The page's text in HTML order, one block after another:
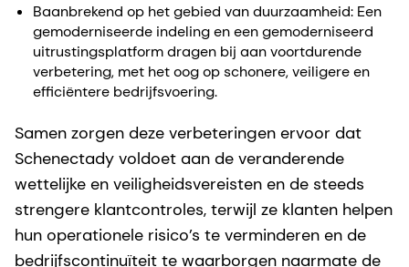
Baanbrekend op het gebied van duurzaamheid: Een
gemoderniseerde indeling en een gemoderniseerd
uitrustingsplatform dragen bij aan voortdurende
verbetering, met het oog op schonere, veiligere en
efficiëntere bedrijfsvoering.
Samen zorgen deze verbeteringen ervoor dat
Schenectady voldoet aan de veranderende
wettelijke en veiligheidsvereisten en de steeds
strengere klantcontroles, terwijl ze klanten helpen
hun operationele risico’s te verminderen en de
bedrijfscontinuïteit te waarborgen naarmate de